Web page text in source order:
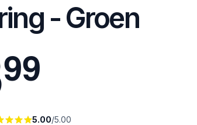
- Groen
99
5.00/5.00